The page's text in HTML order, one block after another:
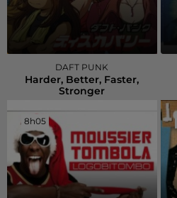
DAFT PUNK
Harder, Better, Faster,
Stronger
8h05
8h05